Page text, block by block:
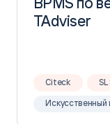
TAdviser
TAdviser
Citeck
Искусственный